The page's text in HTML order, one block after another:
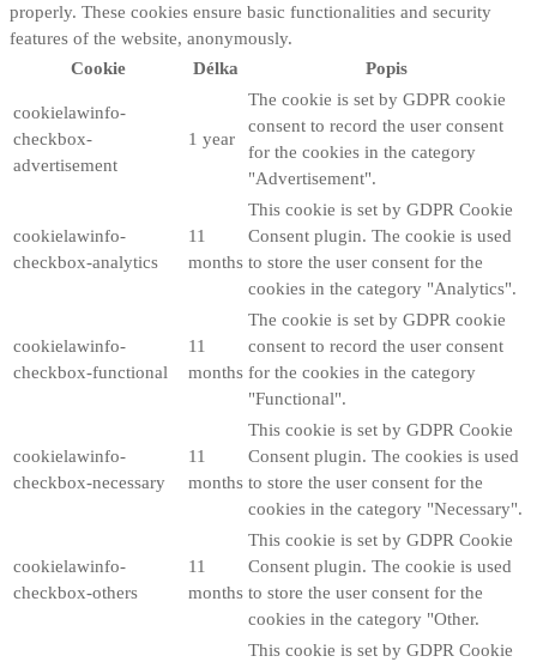
properly. These cookies ensure basic functionalities and security
features of the website, anonymously.
Cookie
Délka Popis
cookielawinfo-
checkbox-
advertisement
1 year
The cookie is set by GDPR cookie
consent to record the user consent
for the cookies in the category
"Advertisement".
cookielawinfo-
checkbox-analytics
11
months
This cookie is set by GDPR Cookie
Consent plugin. The cookie is used
to store the user consent for the
cookies in the category "Analytics".
cookielawinfo-
checkbox-functional
11
months
The cookie is set by GDPR cookie
consent to record the user consent
for the cookies in the category
"Functional".
cookielawinfo-
checkbox-necessary
11
months
This cookie is set by GDPR Cookie
Consent plugin. The cookies is used
to store the user consent for the
cookies in the category "Necessary".
cookielawinfo-
checkbox-others
11
months
This cookie is set by GDPR Cookie
Consent plugin. The cookie is used
to store the user consent for the
cookies in the category "Other.
This cookie is set by GDPR Cookie